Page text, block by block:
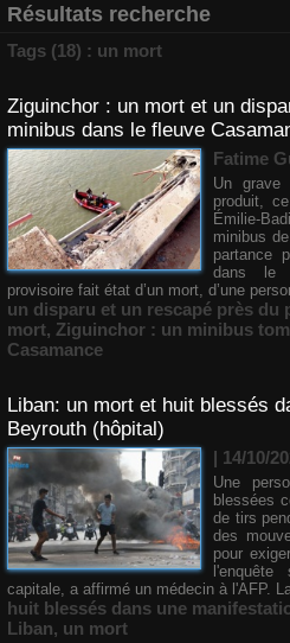
Résultats recherche
Tags (18) : un mort
Ziguinchor : un mort et un
minibus dans le fleuve
Fatime
Un grave
produit,
Émilie-
minibus
partance
dans le
provisoire fait état d’un mort, d’une
un disparu et un rescapé près du
mort, Ziguinchor : un minibus
Casamance
Liban: un mort et huit blessés
Beyrouth (hôpital)
| 14/10/
Une
blessées
de tirs
des
pour
capitale, a affirmé un médecin à l'AFP.
huit blessés dans une
Liban, un mort